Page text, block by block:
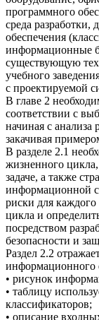
программного
среда
обеспечения
информационные
существующую
учебного
с проектируемой
В главе 2
соответствии с
начиная с анализа
закачивая
В разделе 2.1
жизненного
задаче, а также
информационной
риски для
цикла и
посредством
безопасности и
Раздел 2.2
информационного
• рисунок
• таблицу
классификаторов;
• описание